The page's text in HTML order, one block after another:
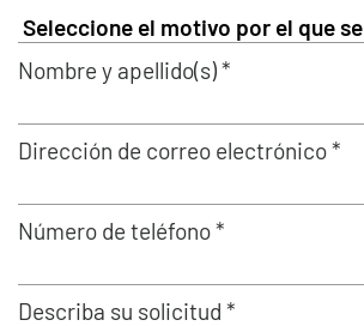
Nombre y apellido(s) *
Dirección de correo electrónico *
Número de teléfono *
Describa su solicitud *